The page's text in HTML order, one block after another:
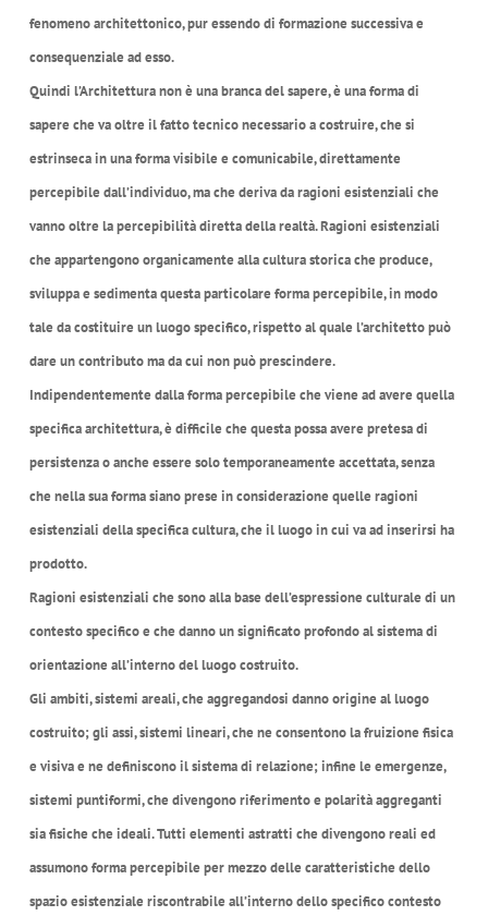
fenomeno architettonico, pur essendo di formazione successiva e
consequenziale ad esso.
Quindi l’Architettura non è una branca del sapere, è una forma di
sapere che va oltre il fatto tecnico necessario a costruire, che si
estrinseca in una forma visibile e comunicabile, direttamente
percepibile dall’individuo, ma che deriva da ragioni esistenziali che
vanno oltre la percepibilità diretta della realtà. Ragioni esistenziali
che appartengono organicamente alla cultura storica che produce,
sviluppa e sedimenta questa particolare forma percepibile, in modo
tale da costituire un luogo specifico, rispetto al quale l’architetto può
dare un contributo ma da cui non può prescindere.
Indipendentemente dalla forma percepibile che viene ad avere quella
specifica architettura, è difficile che questa possa avere pretesa di
persistenza o anche essere solo temporaneamente accettata, senza
che nella sua forma siano prese in considerazione quelle ragioni
esistenziali della specifica cultura, che il luogo in cui va ad inserirsi ha
prodotto.
Ragioni esistenziali che sono alla base dell’espressione culturale di un
contesto specifico e che danno un significato profondo al sistema di
orientazione all’interno del luogo costruito.
Gli ambiti, sistemi areali, che aggregandosi danno origine al luogo
costruito; gli assi, sistemi lineari, che ne consentono la fruizione fisica
e visiva e ne definiscono il sistema di relazione; infine le emergenze,
sistemi puntiformi, che divengono riferimento e polarità aggreganti
sia fisiche che ideali. Tutti elementi astratti che divengono reali ed
assumono forma percepibile per mezzo delle caratteristiche dello
spazio esistenziale riscontrabile all’interno dello specifico contesto